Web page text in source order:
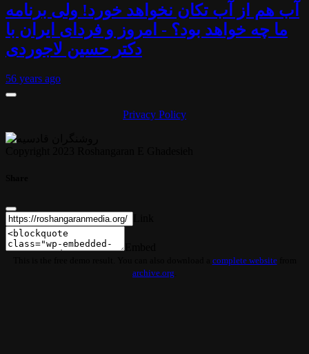
آب هم از آب تکان نخواهد خورد! ولی برنامه
ما چه خواهد بود؟ - امروز و فردای ایران با
دکتر حسین لاجوردی
56 years ago
Privacy Policy
complete websitefrom
archive.org